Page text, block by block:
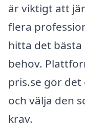
är viktigt att
flera
hitta det
behov.
pris.se gör
och välja den
krav.